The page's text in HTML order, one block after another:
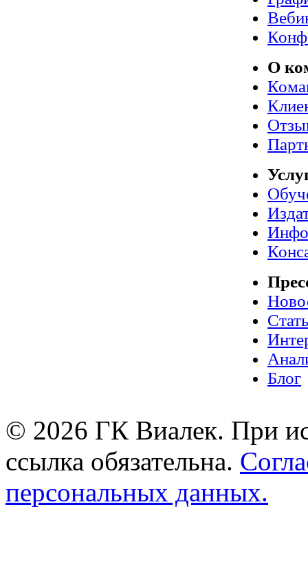
О
Блог
© 2026 ГК Виалек. При
ссылка обязательна.
персональных данных.